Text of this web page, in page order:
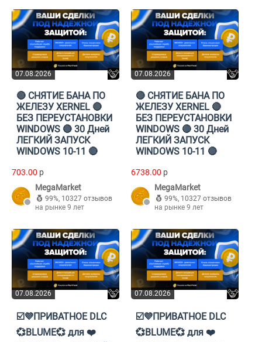
07.08.2026
🔴 СНЯТИЕ БАНА ПО
ЖЕЛЕЗУ XERNEL 🔴
БЕЗ ПЕРЕУСТАНОВКИ
WINDOWS 🔴 30 Дней
ЛЕГКИЙ ЗАПУСК
WINDOWS 10-11 🔴
703.00 p
MegaMarket
99%, 10327 отзывов
на рынке 9 лет
07.08.2026
🔴 СНЯТИЕ БАНА ПО
ЖЕЛЕЗУ XERNEL 🔴
БЕЗ ПЕРЕУСТАНОВКИ
WINDOWS 🔴 30 Дней
ЛЕГКИЙ ЗАПУСК
WINDOWS 10-11 🔴
6738.00 p
MegaMarket
99%, 10327 отзывов
на рынке 9 лет
07.08.2026
☑️💜ПРИВАТНОЕ DLC
💞BLUME💞 для ❤️
07.08.2026
☑️💜ПРИВАТНОЕ DLC
💞BLUME💞 для ❤️